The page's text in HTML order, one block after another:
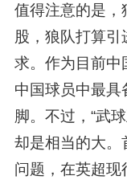
值得注意的是，
股，狼队打算
求。作为目前中
中国球员中最具
脚。不过，“武
却是相当的大。
问题，在英超